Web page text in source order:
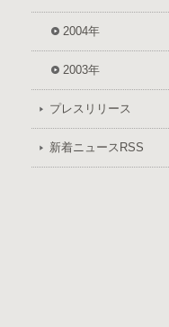
2004年
2003年
プレスリリース
新着ニュースRSS